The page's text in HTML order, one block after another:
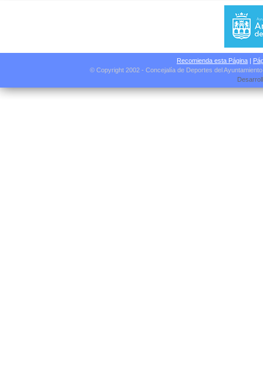
Recomienda esta Página |
© Copyright 2002 - Concejalía de Deportes del